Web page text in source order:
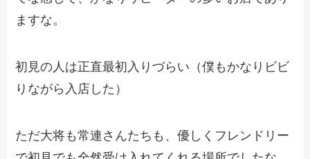
ますな。
初見の人は正直最初入りづらい（僕もかなりビビ
りながら入店した）
ただ大将も常連さんたちも、優しくフレンドリー